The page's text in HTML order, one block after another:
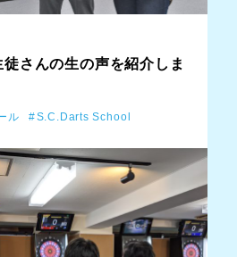
さんの生の声を紹介しま
ル S.C.Darts School